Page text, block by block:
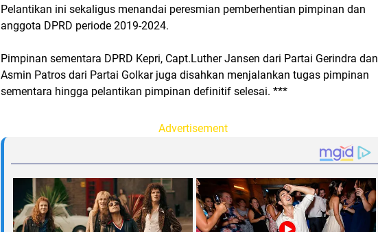
Pelantikan ini sekaligus menandai peresmian pemberhentian pimpinan dan
anggota DPRD periode 2019-2024.
Pimpinan sementara DPRD Kepri, Capt.Luther Jansen dari Partai Gerindra dan
Asmin Patros dari Partai Golkar juga disahkan menjalankan tugas pimpinan
sementara hingga pelantikan pimpinan definitif selesai. ***
Advertisement